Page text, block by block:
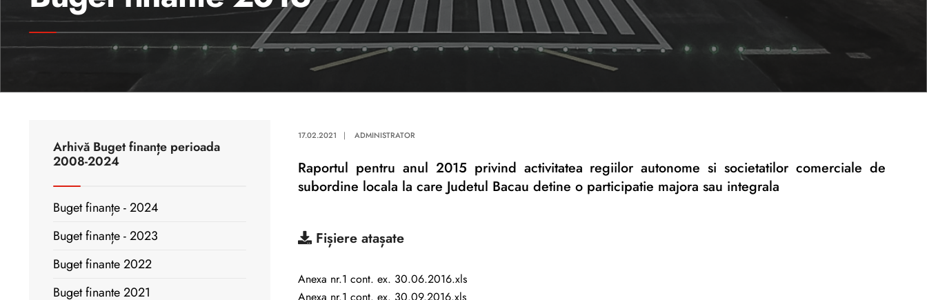
17.02.2021 | ADMINISTRATOR
Raportul pentru anul 2015 privind activitatea regiilor autonome si societatilor comerciale de
subordine locala la care Judetul Bacau detine o participatie majora sau integrala
Fișiere atașate
Anexa nr.1 cont. ex. 30.06.2016.xls
Arhivă Buget finanțe perioada
2008-2024
Buget finanțe - 2024
Buget finanțe - 2023
Buget finante 2022
Buget finante 2021